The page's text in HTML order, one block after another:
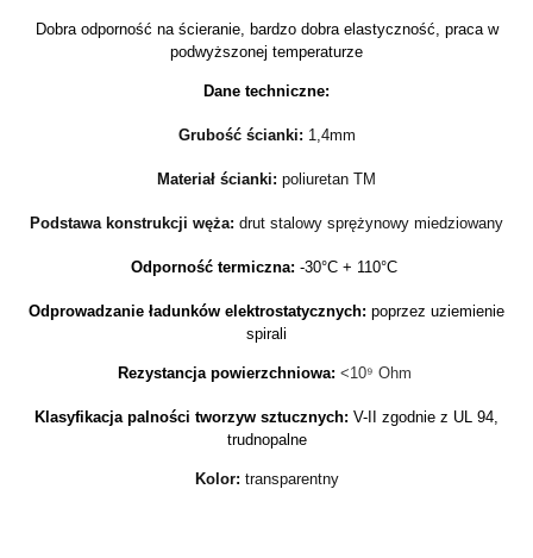
Dobra odporność na ścieranie, bardzo dobra elastyczność, praca w
podwyższonej temperaturze
Dane techniczne:
Grubość ścianki: 1,4mm
Materiał ścianki: poliuretan TM
Podstawa konstrukcji węża: drut stalowy sprężynowy miedziowany
Odporność termiczna: -30°C + 110°C
Odprowadzanie ładunków elektrostatycznych: poprzez uziemienie
spirali
Rezystancja powierzchniowa: <10⁹ Ohm
Klasyfikacja palności tworzyw sztucznych: V-II zgodnie z UL 94,
trudnopalne
Kolor: transparentny